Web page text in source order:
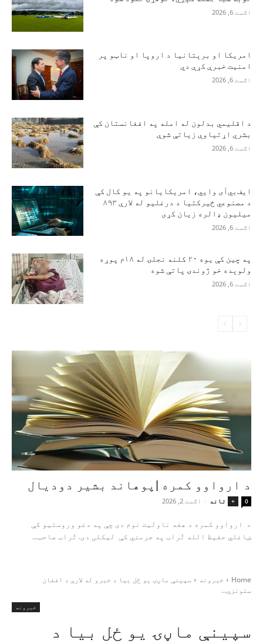
اګست 6, 2026
امریکا او برېتانیا د اروپا او ناټو پر
امنیت خبرې کړې دي
اګست 6, 2026
د اقلیمي بدلون له امله په افغانستان کې
بشري اړتیاوې زیاتې شوې
اګست 6, 2026
ایف‌بي‌آی وايي، امریکایانو په یو کال کې
د مصنوعي ځیرکتیا د درغلیو له لارې ۸۹۳
میلیون ډالره زیان کړی
اګست 6, 2026
په چین کې یوه ۲۰ کلنه نجلۍ له ۱۸م پوړه
ولوېده خو ژوندۍ پاتې شوه
اګست 6, 2026
د ارواوو کمره |پوهاند بشیر دودیال
+ تاند - اګست 2, 2026 0
د ارواوو کمره د هغه ناولیت نوم دی چې په دغو وروستیو کې
ښاغلي حفیظ الله تُراب په جرمني کې لیکلی دی. تُراب صاحب...